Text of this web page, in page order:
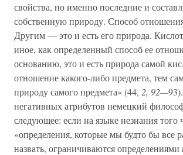
свойства, но именно последние и
собственную природу. Способ
Другим — это и есть его природа.
иное, как определенный способ ее
основанию, это и есть природа самой
отношение какого-либо предмета, тем
природу самого предмета» (44, 2, 92—
негативных атрибутов немецкий
следующее: если на языке незнания того
«определения, которые мы будто бы все
назвать, ограничиваются определениями